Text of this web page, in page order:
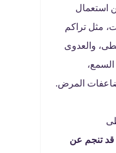
استعمال
مثل تراكم
والعدوى
المرض.
قد تنجم عن